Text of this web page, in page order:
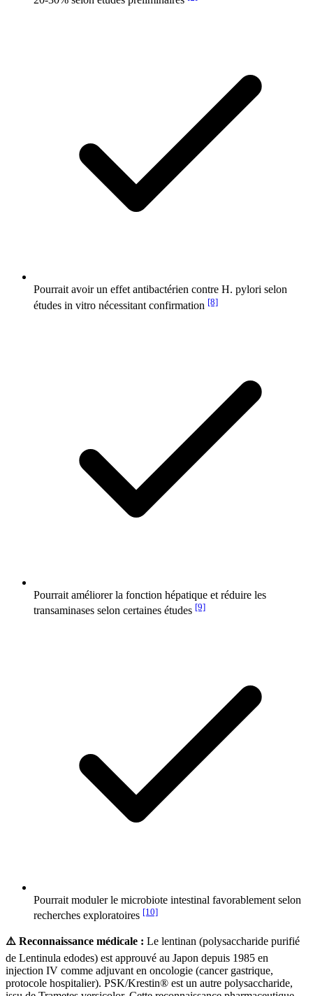
Pourrait avoir un effet antibactérien contre H. pylori selon
études in vitro nécessitant confirmation [8]
Pourrait améliorer la fonction hépatique et réduire les
transaminases selon certaines études [9]
Pourrait moduler le microbiote intestinal favorablement selon
recherches exploratoires [10]
⚠️ Reconnaissance médicale : Le lentinan (polysaccharide purifié
de Lentinula edodes) est approuvé au Japon depuis 1985 en
injection IV comme adjuvant en oncologie (cancer gastrique,
protocole hospitalier). PSK/Krestin® est un autre polysaccharide,